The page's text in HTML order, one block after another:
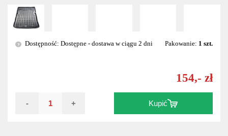
? Dostępność: Dostępne - dostawa w ciągu 2 dni Pakowanie: 1 szt.
154,- zł
- + Kupić